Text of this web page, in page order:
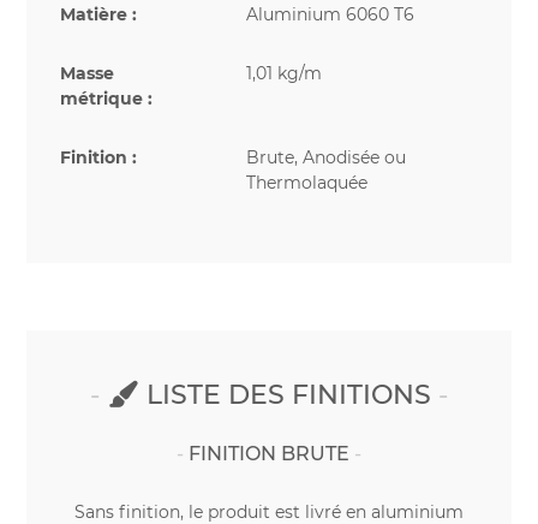
Matière : Aluminium 6060 T6
Masse
métrique :
1,01 kg/m
Finition :
Brute, Anodisée ou
Thermolaquée
LISTE DES FINITIONS
FINITION BRUTE
Sans finition, le produit est livré en aluminium